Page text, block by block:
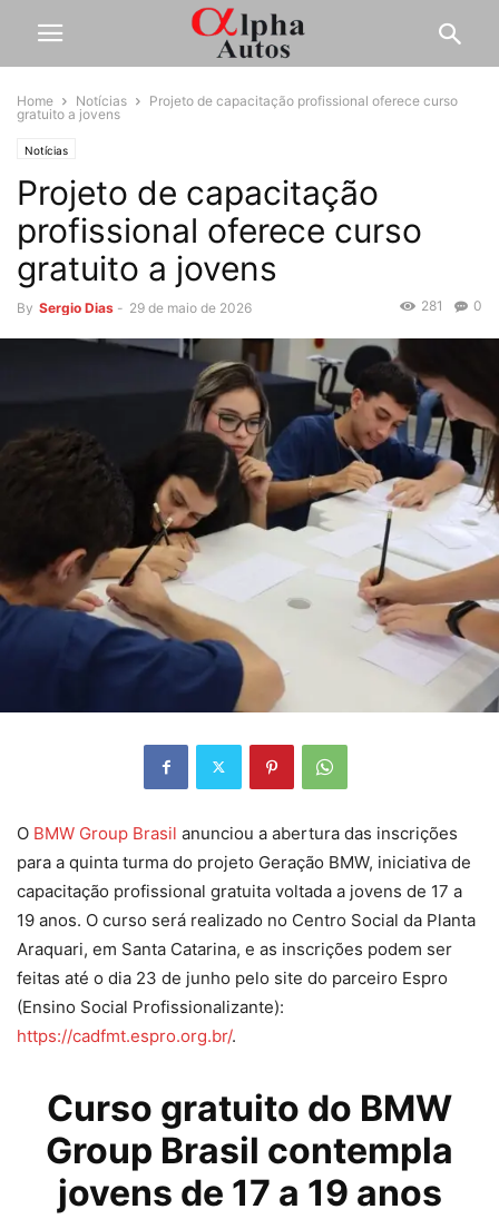
Home Notícias
Projeto de capacitação profissional oferece curso
gratuito a jovens
Notícias
Projeto de capacitação
profissional oferece curso
gratuito a jovens
By Sergio Dias - 29 de maio de 2026 0
281
O BMW Group Brasil anunciou a abertura das inscrições
para a quinta turma do projeto Geração BMW, iniciativa de
capacitação profissional gratuita voltada a jovens de 17 a
19 anos. O curso será realizado no Centro Social da Planta
Araquari, em Santa Catarina, e as inscrições podem ser
feitas até o dia 23 de junho pelo site do parceiro Espro
(Ensino Social Profissionalizante):
https://cadfmt.espro.org.br/.
Curso gratuito do BMW
Group Brasil contempla
jovens de 17 a 19 anos